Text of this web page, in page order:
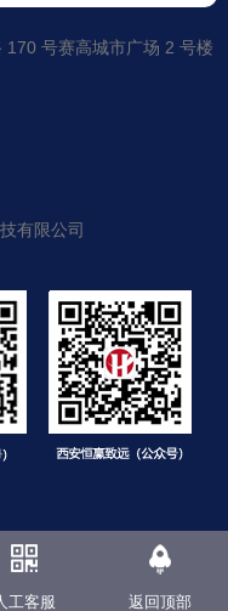
号赛高城市广场 2 号楼
有限公司
工客服 返回顶部